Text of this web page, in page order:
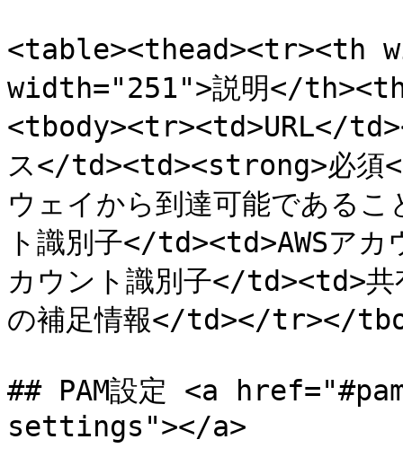
<table><thead><tr><th
width="251">説明</
<tbody><tr><td>URL</
ス</td><td><strong>必須
ウェイから到達可能であ
ト識別子</td><td>AWSアカ
カウント識別子</td><td>共
の補足情報</td></tr></
## PAM設定 <a
settings"></a>